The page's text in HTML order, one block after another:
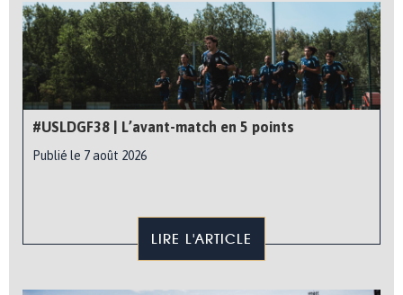
#USLDGF38 | L’avant-match en 5 points
Publié le 7 août 2026
LIRE L'ARTICLE